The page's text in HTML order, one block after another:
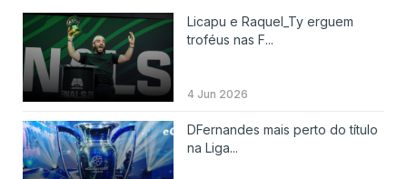
Licapu e Raquel_Ty erguem
troféus nas F...
4 Jun 2026
DFernandes mais perto do título
na Liga...